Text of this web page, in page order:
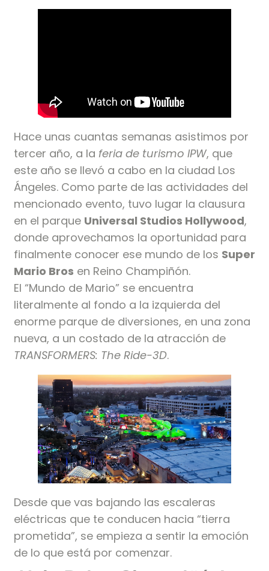
Hace unas cuantas semanas asistimos por
tercer año, a la feria de turismo IPW, que
este año se llevó a cabo en la ciudad Los
Ángeles. Como parte de las actividades del
mencionado evento, tuvo lugar la clausura
en el parque Universal Studios Hollywood,
donde aprovechamos la oportunidad para
finalmente conocer ese mundo de los Super
Mario Bros en Reino Champiñón.
El “Mundo de Mario” se encuentra
literalmente al fondo a la izquierda del
enorme parque de diversiones, en una zona
nueva, a un costado de la atracción de
TRANSFORMERS: The Ride-3D.
Desde que vas bajando las escaleras
eléctricas que te conducen hacia “tierra
prometida”, se empieza a sentir la emoción
de lo que está por comenzar.